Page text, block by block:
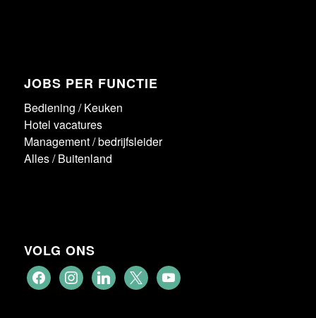
JOBS PER FUNCTIE
Bediening /Keuken
Hotel vacatures
Management / bedrijfsleider
Alles/Buitenland
VOLG ONS
facebookinstagramlinkedin
x youtube